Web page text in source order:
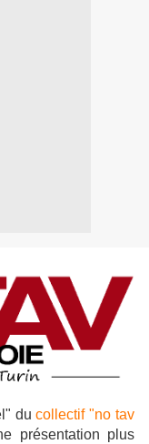
ducollectif "no tav
présentation plus